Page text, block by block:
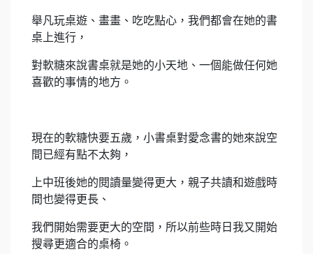
舉凡玩桌遊、畫畫、吃吃點心，我們都會在她的書
桌上進行，
對軟糖來說書桌就是她的小天地、一個能做任何她
喜歡的事情的地方。
現在的軟糖快要五歲，小書桌對愛念書的她來說空
間已經有點不太夠，
上中班後她的閱讀量變得更大，親子共讀和遊戲時
間也變得更長、
我們開始需要更大的空間，所以前些時日我又開始
搜尋更適合的桌椅。